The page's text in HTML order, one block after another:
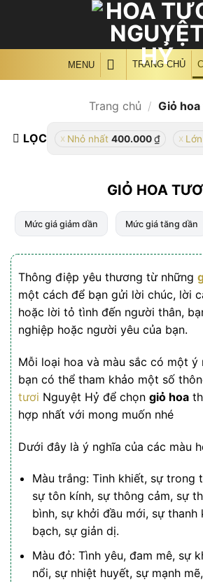
MENU TRANG CHỦ
Trang chủ / Giỏ
LỌC Nhỏ nhất400.000₫
GIỎ HOA
Mức giá giảm dần Mức giá tăng dần
Thông điệp yêu thương từ những
một cách để bạn gửi lời chúc, lời
hoặc lời tỏ tình đến người thân,
nghiệp hoặc người yêu của bạn.
Mỗi loại hoa và màu sắc có một ý
bạn có thể tham khảo một số
tươi Nguyệt Hỷ để chọn giỏ hoa
hợp nhất với mong muốn nhé
Dưới đây là ý nghĩa của các màu
Màu trắng: Tinh khiết, sự trong
sự tôn kính, sự thông cảm, sự
bình, sự khởi đầu mới, sự thanh
bạch, sự giản dị.
Màu đỏ: Tình yêu, đam mê, sự
nổi, sự nhiệt huyết, sự mạnh